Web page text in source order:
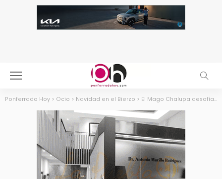
Ponferrada Hoy > Ocio > Navidad en el Bierzo > El Mago Chalupa desafía la lluvia y recibe la Llave Mágica de Ponferrada en un emotivo acto con el alcalde